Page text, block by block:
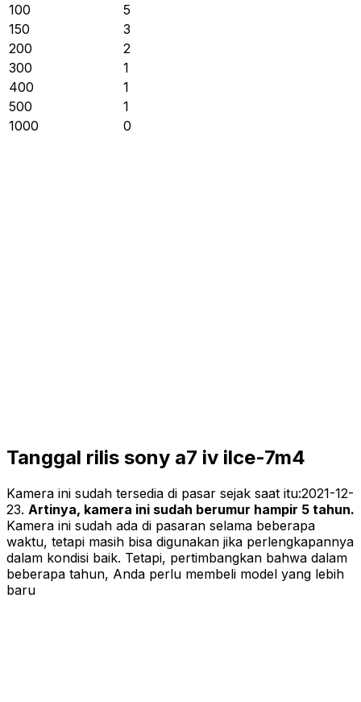
100
5
150
3
200
2
300
1
400
1
500
1
1000
0
Tanggal rilis sony a7 iv ilce-7m4
Kamera ini sudah tersedia di pasar sejak saat itu:2021-12-
23. Artinya, kamera ini sudah berumur hampir 5 tahun.
Kamera ini sudah ada di pasaran selama beberapa
waktu, tetapi masih bisa digunakan jika perlengkapannya
dalam kondisi baik. Tetapi, pertimbangkan bahwa dalam
beberapa tahun, Anda perlu membeli model yang lebih
baru